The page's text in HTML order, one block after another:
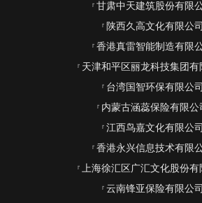
甘肃中天建筑股份有限
陕西久高文化有限公司
香港真雷智能制造有限
天津和平区丽龙科技集团有
台湾国智环保有限公司
内蒙古涵蕊保险有限公
江西鸟嘉文化有限公司
香港永兴信息技术有限
上海徐汇区广汇文化股份有
云南锋亚保险有限公司